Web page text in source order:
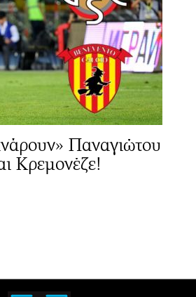
Παναγιώτου
Κρεμονέζε!